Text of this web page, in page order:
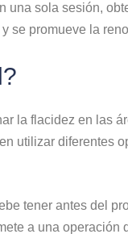
sola sesión,
se promueve la
la flacidez en las
utilizar diferentes
tener antes del
a una operación